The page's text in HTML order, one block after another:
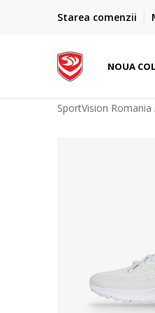
Starea comenzii
Plateste cu cardul
NOUA
SportVision Romania